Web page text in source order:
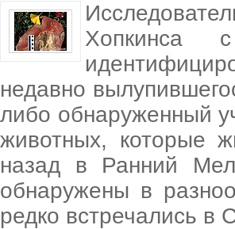
Хопкинса
недавно
либо обнаруженный
животных, которые
назад в Ранний
обнаружены в
редко встречались в